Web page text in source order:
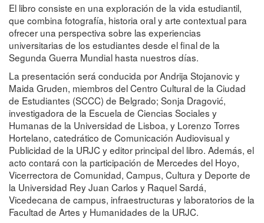
El libro consiste en una exploración de la vida estudiantil,
que combina fotografía, historia oral y arte contextual para
ofrecer una perspectiva sobre las experiencias
universitarias de los estudiantes desde el final de la
Segunda Guerra Mundial hasta nuestros días.
La presentación será conducida por Andrija Stojanovic y
Maida Gruden, miembros del Centro Cultural de la Ciudad
de Estudiantes (SCCC) de Belgrado; Sonja Dragović,
investigadora de la Escuela de Ciencias Sociales y
Humanas de la Universidad de Lisboa, y Lorenzo Torres
Hortelano, catedrático de Comunicación Audiovisual y
Publicidad de la URJC y editor principal del libro. Además, el
acto contará con la participación de Mercedes del Hoyo,
Vicerrectora de Comunidad, Campus, Cultura y Deporte de
la Universidad Rey Juan Carlos y Raquel Sardá,
Vicedecana de campus, infraestructuras y laboratorios de la
Facultad de Artes y Humanidades de la URJC.